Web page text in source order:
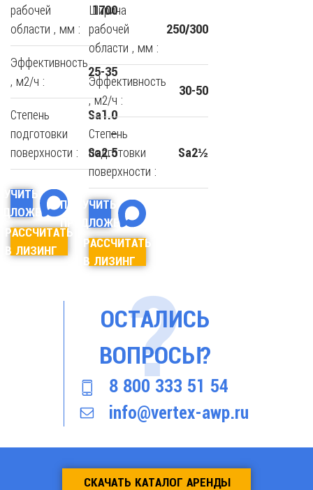
рабочей
области , мм :
1700
Эффективность
, м2/ч :
25-35
Степень
подготовки
поверхности :
Sa1.0
–
Sa2.5
РАССЧИТАТЬ
В ЛИЗИНГ
Ширина
рабочей
области , мм :
250/300
Эффективность
, м2/ч :
30-50
Степень
подготовки
поверхности :
Sa2½
ПОЛУЧИТЬ
ПРЕДЛОЖЕНИЕ
РАССЧИТАТЬ
В ЛИЗИНГ
ОСТАЛИСЬ
ВОПРОСЫ?
8 800 333 51 54
info@vertex-awp.ru
СКАЧАТЬ КАТАЛОГ АРЕНДЫ